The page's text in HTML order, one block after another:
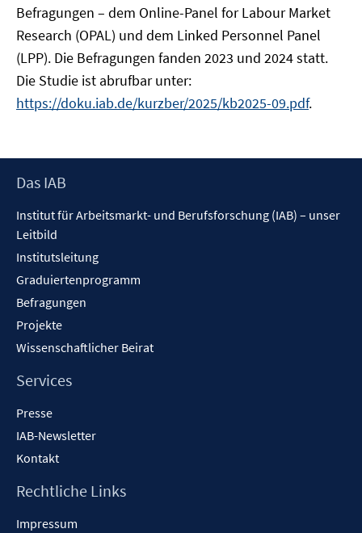
Befragungen – dem Online-Panel for Labour Market
Research (OPAL) und dem Linked Personnel Panel
(LPP). Die Befragungen fanden 2023 und 2024 statt.
Die Studie ist abrufbar unter:
https://doku.iab.de/kurzber/2025/kb2025-09.pdf.
Footer
Das IAB
Institut für Arbeitsmarkt- und Berufsforschung (IAB) – unser
Leitbild
Institutsleitung
Graduiertenprogramm
Befragungen
Projekte
Wissenschaftlicher Beirat
Services
Presse
IAB-Newsletter
Kontakt
Rechtliche Links
Impressum